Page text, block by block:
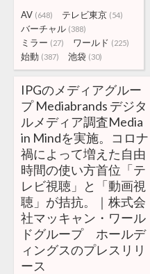
AV (648) テレビ東京 (54)
バーチャル (388)
ミラー (27) ワールド (225)
始動 (387) 池袋 (30)
IPGのメディアグルー
プ Mediabrands デジタ
ルメディア調査Media
in Mindを実施。コロナ
禍によって増えた自由
時間の使い方首位「テ
レビ視聴」と「動画視
聴」が拮抗。｜株式会
社マッキャン・ワール
ドグループ ホールデ
ィングスのプレスリリ
ース